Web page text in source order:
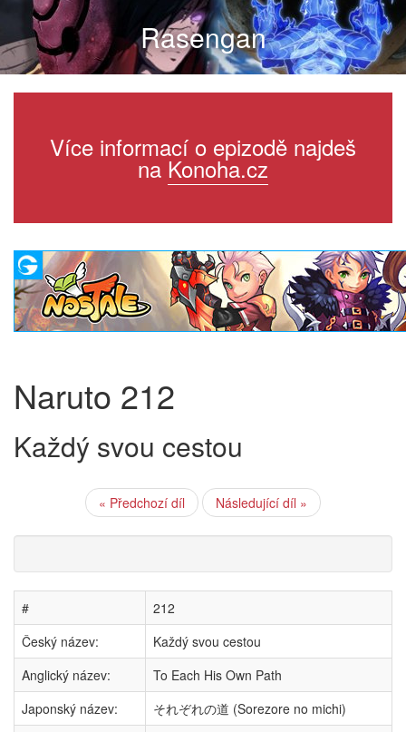
Rasengan
Více informací o epizodě najdeš
na Konoha.cz
Naruto 212
Každý svou cestou
« Předchozí díl Následující díl »
#
212
Český název:
Každý svou cestou
Anglický název:
To Each His Own Path
Japonský název:
それぞれの道 (Sorezore no michi)